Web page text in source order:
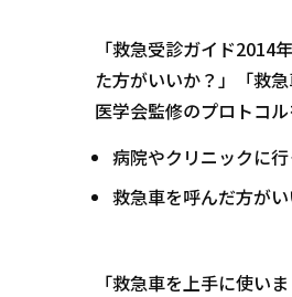
「救急受診ガイド
た方がいいか？」「救
医学会監修のプロトコル
病院やクリニックに
救急車を呼んだ方が
「救急車を上手に使い